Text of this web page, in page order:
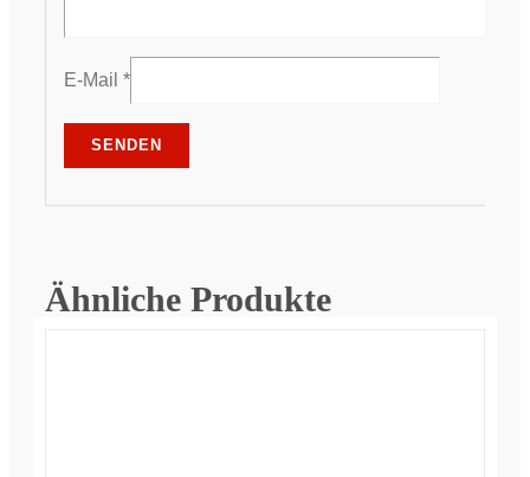
E-Mail *
Ähnliche Produkte